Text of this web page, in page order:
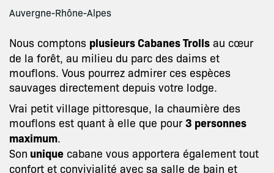
Auvergne-Rhône-Alpes
Nous comptons plusieurs Cabanes Trolls au cœur
de la forêt, au milieu du parc des daims et
mouflons. Vous pourrez admirer ces espèces
sauvages directement depuis votre lodge.
Vrai petit village pittoresque, la chaumière des
mouflons est quant à elle que pour 3 personnes
maximum.
Son unique cabane vous apportera également tout
confort et convivialité avec sa salle de bain et